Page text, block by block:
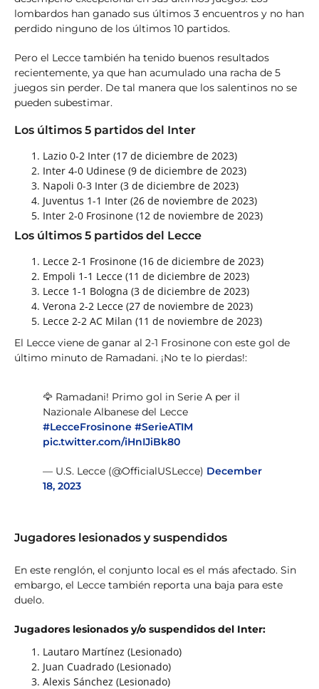
lombardos han ganado sus últimos 3 encuentros y no han
perdido ninguno de los últimos 10 partidos.
Pero el Lecce también ha tenido buenos resultados
recientemente, ya que han acumulado una racha de 5
juegos sin perder. De tal manera que los salentinos no se
pueden subestimar.
Los últimos 5 partidos del Inter
Lazio 0-2 Inter (17 de diciembre de 2023)
Inter 4-0 Udinese (9 de diciembre de 2023)
Napoli 0-3 Inter (3 de diciembre de 2023)
Juventus 1-1 Inter (26 de noviembre de 2023)
Inter 2-0 Frosinone (12 de noviembre de 2023)
Los últimos 5 partidos del Lecce
Lecce 2-1 Frosinone (16 de diciembre de 2023)
Empoli 1-1 Lecce (11 de diciembre de 2023)
Lecce 1-1 Bologna (3 de diciembre de 2023)
Verona 2-2 Lecce (27 de noviembre de 2023)
Lecce 2-2 AC Milan (11 de noviembre de 2023)
El Lecce viene de ganar al 2-1 Frosinone con este gol de
último minuto de Ramadani. ¡No te lo pierdas!:
🦅 Ramadani! Primo gol in Serie A per il
Nazionale Albanese del Lecce
#LecceFrosinone #SerieATIM
pic.twitter.com/iHnIJiBk80
— U.S. Lecce (@OfficialUSLecce) December
18, 2023
Jugadores lesionados y suspendidos
En este renglón, el conjunto local es el más afectado. Sin
embargo, el Lecce también reporta una baja para este
duelo.
Jugadores lesionados y/o suspendidos del Inter:
Lautaro Martínez (Lesionado)
Juan Cuadrado (Lesionado)
Alexis Sánchez (Lesionado)